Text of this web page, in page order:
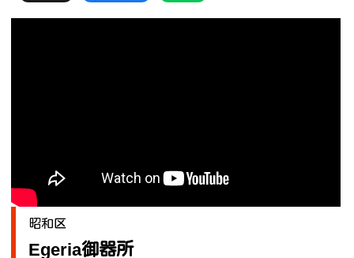
昭和区
Egeria御器所
マイリスト